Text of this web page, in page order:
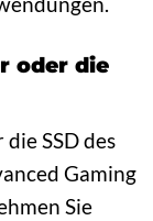
oder die
SSD des
Gaming
Sie